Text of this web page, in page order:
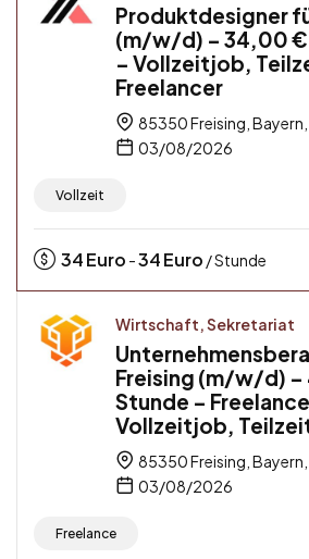
Produktdesigner
(m/w/d) – 34,00
– Vollzeitjob,
Freelancer
85350 Freising,
03/08/2026
Vollzeit
34Euro -34Euro / Stunde
Wirtschaft, Sekretariat
Freising (m/w/d)
Stunde –
Vollzeitjob,
85350 Freising,
03/08/2026
Freelance